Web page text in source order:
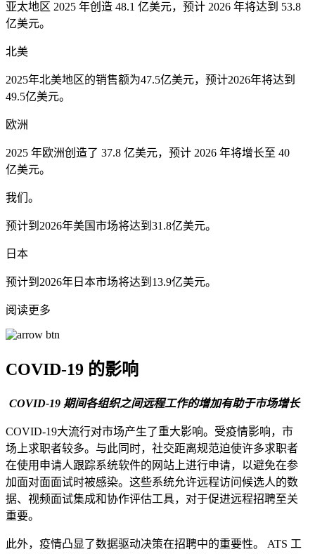
亚太地区 2025 年创造 48.1 亿美元，预计 2026 年将达到 53.8
亿美元。
北美
2025年北美地区的销售额为47.5亿美元，预计2026年将达到
49.5亿美元。
欧洲
2025 年欧洲创造了 37.8 亿美元，预计 2026 年将增长至 40
亿美元。
我们。
预计到2026年美国市场将达到31.8亿美元。
日本
预计到2026年日本市场将达到13.9亿美元。
阅读更多
COVID-19 的影响
COVID-19 期间各组织之间远程工作的增加有助于市场增长
COVID-19大流行对市场产生了重大影响。受疫情影响，市
场上求职者较多。与此同时，社交距离规范迫使许多求职者
在使用申请人跟踪系统软件的网站上进行申请，以避免在参
加面对面面试时被感染。这些系统允许远程访问候选人的数
据、视频面试集成和协作评估工具，对于促进远程招聘至关
重要。
此外，疫情凸显了数据驱动决策在招聘中的重要性。 ATS 工